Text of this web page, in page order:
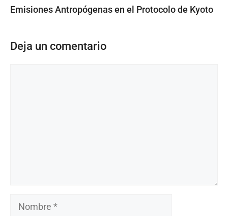
Emisiones Antropógenas en el Protocolo de Kyoto
Deja un comentario
Nombre